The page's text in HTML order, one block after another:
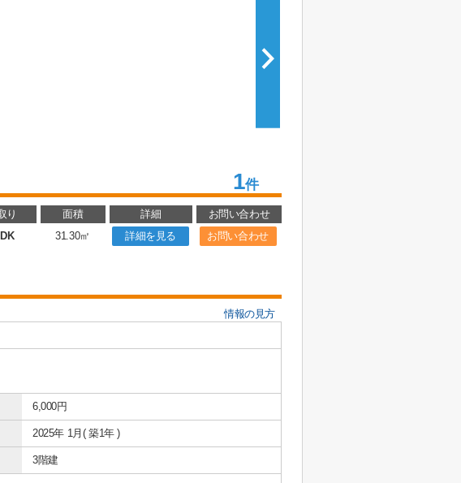
1件
り 面積 詳細
お問い合わせ
31.30㎡ 詳細を見る お問い合わせ
情報の見方
6,000円
2025年 1月( 築1年 )
3階建